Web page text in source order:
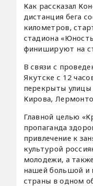
Как рассказал
дистанция бега
километров,
стадиона
финишируют на
В связи с
Якутске с 12
перекрыты улицы
Кирова,
Главной целью
пропаганда
привлечение к
культурой
молодежи, а
нашей большой и
страны в одном